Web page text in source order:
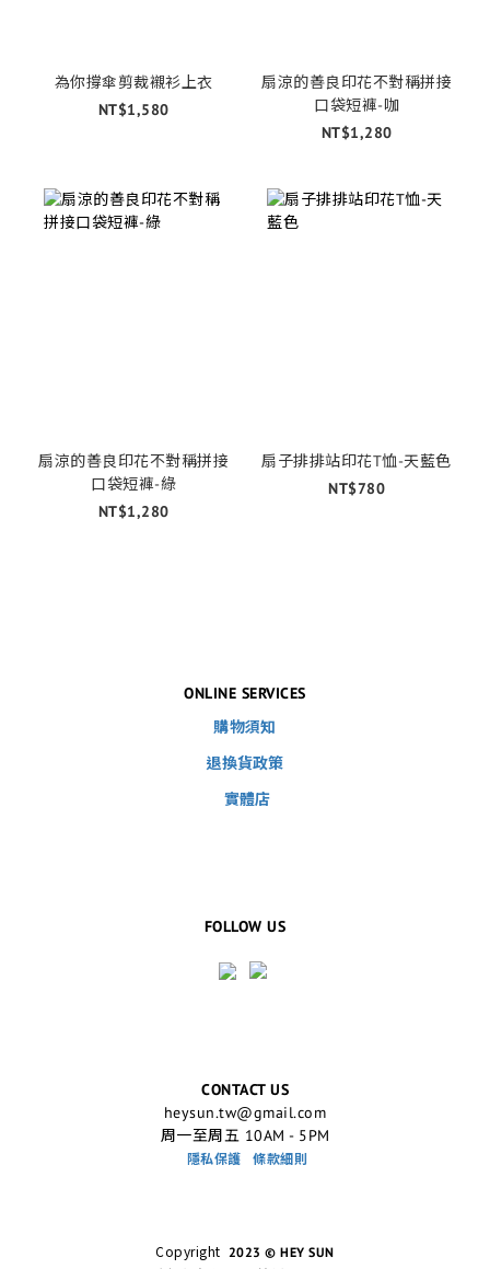
為你撐傘剪裁襯衫上衣
NT$1,580
扇涼的善良印花不對稱拼接
口袋短褲-咖
NT$1,280
扇涼的善良印花不對稱拼接
口袋短褲-綠
NT$1,280
扇子排排站印花T恤-天藍色
NT$780
ONLINE SERVICES
購物須知
退換貨政策
實體店
FOLLOW US
CONTACT US
heysun.tw@gmail.com
周一至周五 10AM - 5PM
隱私保護 條款細則
Copyright 2023 © HEY SUN